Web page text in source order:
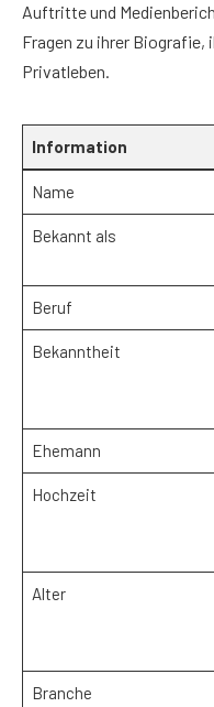
Auftritte und
Fragen zu ihrer Biografie,
Privatleben.
Information
Name
Bekannt als
Beruf
Bekanntheit
Ehemann
Hochzeit
Alter
Branche